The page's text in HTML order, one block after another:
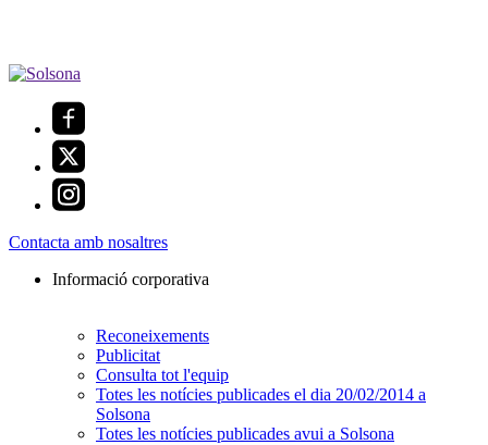
Contacta amb nosaltres
Informació corporativa
Reconeixements
Publicitat
Consulta tot l'equip
Totes les notícies publicades el dia 20/02/2014 a
Solsona
Totes les notícies publicades avui a Solsona